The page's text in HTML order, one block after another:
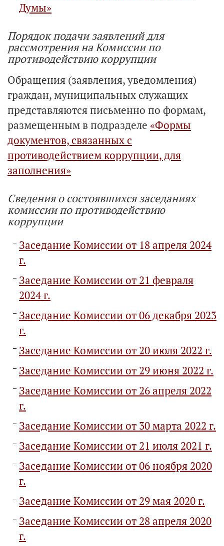
Думы»
Порядок подачи заявлений для
рассмотрения на Комиссии по
противодействию коррупции
Обращения (заявления, уведомления)
граждан, муниципальных служащих
представляются письменно по формам,
размещенным в подразделе «Формы
документов, связанных с
противодействием коррупции, для
заполнения»
Сведения о состоявшихся заседаниях
комиссии по противодействию
коррупции
Заседание Комиссии от 18 апреля 2024
г.
Заседание Комиссии от 21 февраля
2024 г.
Заседание Комиссии от 06 декабря 2023
г.
Заседание Комиссии от 20 июля 2022 г.
Заседание Комиссии от 29 июня 2022 г.
Заседание Комиссии от 26 апреля 2022
г.
Заседание Комиссии от 30 марта 2022 г.
Заседание Комиссии от 21 июля 2021 г.
Заседание Комиссии от 06 ноября 2020
г.
Заседание Комиссии от 29 мая 2020 г.
Заседание Комиссии от 28 апреля 2020
г.